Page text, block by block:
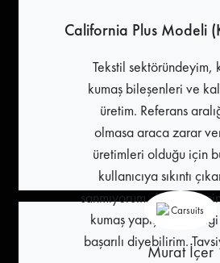
California Plus Modeli
Tekstil sektöründeyim,
kumaş bileşenleri ve
üretim. Referans
olmasa araca zarar
üretimleri olduğu için
kullanıcıya sıkıntı
sanmıyorum. Ayrıca
kumaş yapıştırıcı
başarılı diyebilirim.
Murat İçer